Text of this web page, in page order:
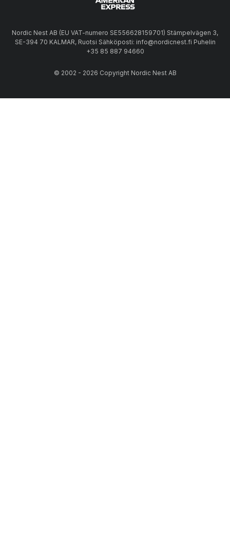
Nordic Nest AB (EU VAT-numero SE556628159701) Stämpelvägen 3,
SE-394 70 KALMAR, Ruotsi Sähköposti: info@nordicnest.fi Puhelin
+35 85 887 94660
© 2002 - 2026 Copyright Nordic Nest AB